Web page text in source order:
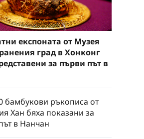
експоната от Музея
град в Хонконг
за първи път в
бамбукови ръкописа от
Хан бяха показани за
в Нанчан